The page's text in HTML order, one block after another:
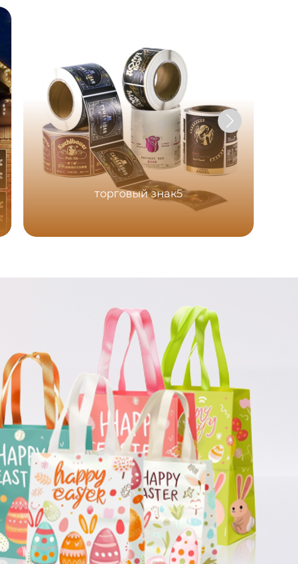
торговый знак5